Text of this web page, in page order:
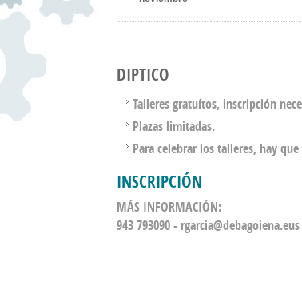
DIPTICO
Talleres gratuítos, inscripción
Plazas limitadas.
Para celebrar los talleres, hay
INSCRIPCIÓN
MÁS INFORMACIÓN:
943 793090 - rgarcia@debagoiena.eus